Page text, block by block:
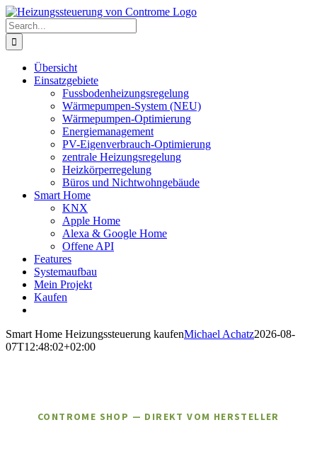
Skip
to
content
Search
for:
Übersicht
Einsatzgebiete
Fussbodenheizungsregelung
Wärmepumpen-System (NEU)
Wärmepumpen-Optimierung
Energiemanagement
PV-Eigenverbrauch-Optimierung
zentrale Heizungsregelung
Heizkörperregelung
Büros und Nichtwohngebäude
Smart Home
KNX
Apple Home
Alexa & Google Home
Offene API
Features
Systemaufbau
Mein Projekt
Kaufen
Smart Home Heizungssteuerung kaufenMichael Achatz2026-08-
07T12:48:02+02:00
CONTROME SHOP — DIREKT VOM HERSTELLER